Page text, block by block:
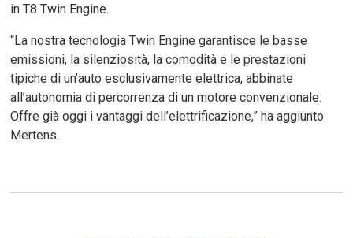
in T8 Twin Engine.
“La nostra tecnologia Twin Engine garantisce le basse
emissioni, la silenziosità, la comodità e le prestazioni
tipiche di un’auto esclusivamente elettrica, abbinate
all’autonomia di percorrenza di un motore convenzionale.
Offre già oggi i vantaggi dell’elettrificazione,” ha aggiunto
Mertens.